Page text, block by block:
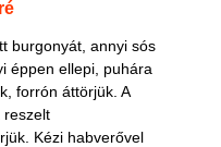
burgonyát, annyi sós
éppen ellepi, puhára
forrón áttörjük. A
reszelt
Kézi habverővel